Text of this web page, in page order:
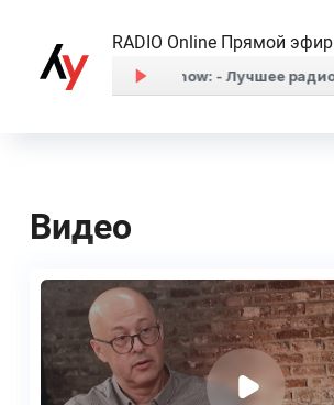
RADIO Online Прямой эфир
Видео